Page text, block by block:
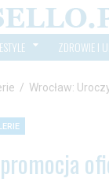
ZDROWIE I
/ Wrocław: